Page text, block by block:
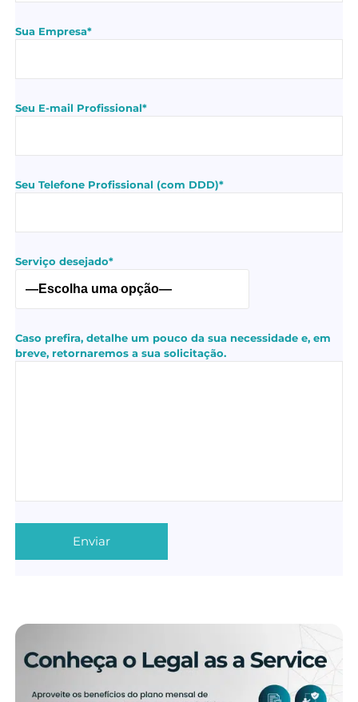
Sua Empresa*
Seu E-mail Profissional*
Seu Telefone Profissional (com DDD)*
Serviço desejado*
Caso prefira, detalhe um pouco da sua necessidade e, em
breve, retornaremos a sua solicitação.